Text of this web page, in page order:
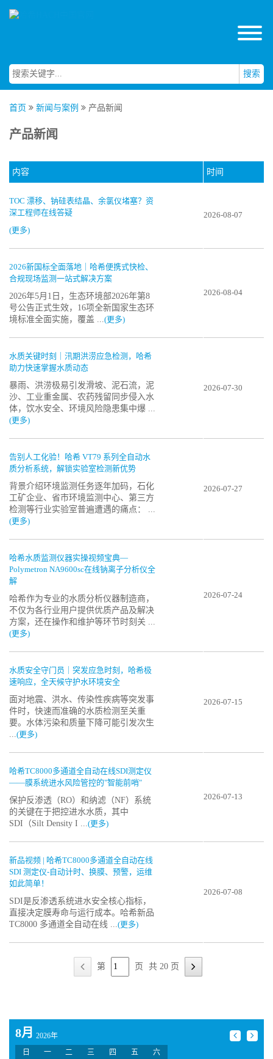
搜索
首页 新闻与案例 产品新闻
产品新闻
内容 时间
TOC 漂移、钠硅表结晶、余氯仪堵塞？资
深工程师在线答疑
(更多)
2026-08-07
2026新国标全面落地｜哈希便携式快检、
合规现场监测一站式解决方案
2026年5月1日，生态环境部2026年第8
号公告正式生效，16项全新国家生态环
境标准全面实施，覆盖 ...(更多)
2026-08-04
水质关键时刻｜汛期洪涝应急检测，哈希
助力快速掌握水质动态
暴雨、洪涝极易引发滑坡、泥石流，泥
沙、工业重金属、农药残留同步侵入水
体，饮水安全、环境风险隐患集中爆 ...
(更多)
2026-07-30
告别人工化验！哈希 VT79 系列全自动水
质分析系统，解锁实验室检测新优势
背景介绍环境监测任务逐年加码，石化
工矿企业、省市环境监测中心、第三方
检测等行业实验室普遍遭遇的痛点： ...
(更多)
2026-07-27
哈希水质监测仪器实操视频宝典—
Polymetron NA9600sc在线钠离子分析仪全
解
哈希作为专业的水质分析仪器制造商，
不仅为各行业用户提供优质产品及解决
方案，还在操作和维护等环节时刻关 ...
(更多)
2026-07-24
水质安全守门员｜突发应急时刻，哈希极
速响应，全天候守护水环境安全
面对地震、洪水、传染性疾病等突发事
件时，快速而准确的水质检测至关重
要。水体污染和质量下降可能引发次生
...(更多)
2026-07-15
哈希TC8000多通道全自动在线SDI测定仪
——膜系统进水风险管控的"智能前哨"
保护反渗透（RO）和纳滤（NF）系统
的关键在于把控进水水质，其中
SDI（Silt Density I ...(更多)
2026-07-13
新品视频 | 哈希TC8000多通道全自动在线
SDI 测定仪-自动计时、换膜、预警，运维
如此简单！
SDI是反渗透系统进水安全核心指标，
直接决定膜寿命与运行成本。哈希新品
TC8000 多通道全自动在线 ...(更多)
2026-07-08
第 页 共 20 页
8月
2026年
日
一 二 三 四 五 六